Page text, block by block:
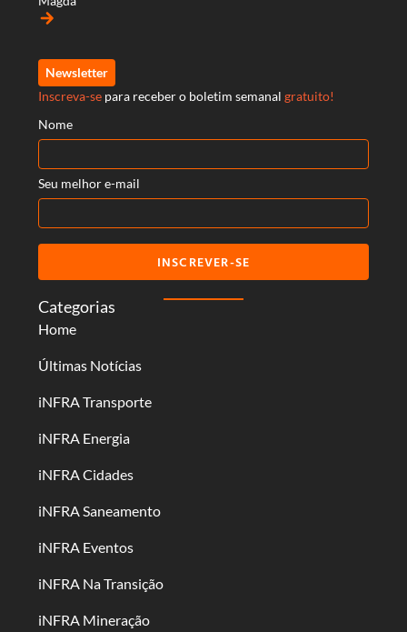
Categorias
Home
Últimas Notícias
iNFRA Transporte
iNFRA Energia
iNFRA Cidades
iNFRA Saneamento
iNFRA Eventos
iNFRA Na Transição
iNFRA Mineração
arrow_forward
Newsletter
Inscreva-se para receber o boletim semanal gratuito!
Nome
Seu melhor e-mail
INSCREVER-SE